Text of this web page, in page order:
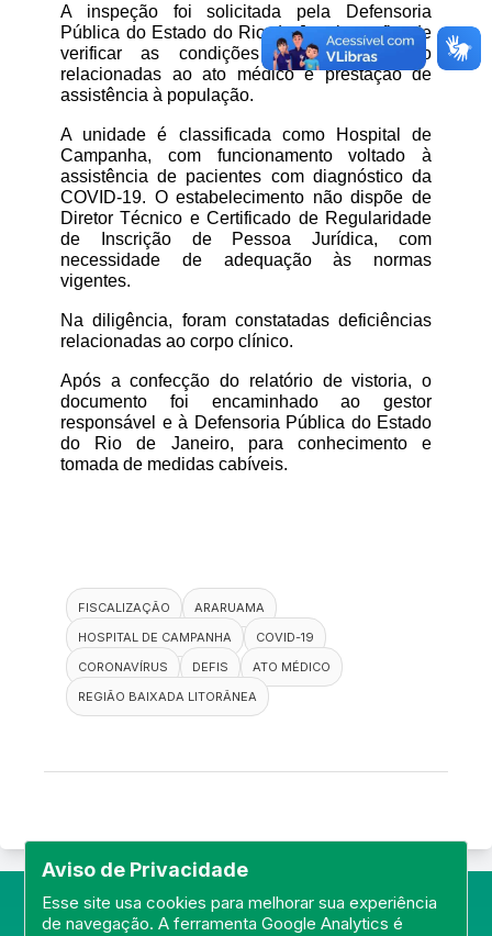
Aviso de Privacidade
Esse site usa cookies para melhorar sua experiência
de navegação. A ferramenta Google Analytics é
A inspeção foi solicitada pela Defensoria
Pública do Estado do Rio de Janeiro, a fim de
verificar as condições de funcionamento
relacionadas ao ato médico e prestação de
assistência à população.
A unidade é classificada como Hospital de
Campanha, com funcionamento voltado à
assistência de pacientes com diagnóstico da
COVID-19. O estabelecimento não dispõe de
Diretor Técnico e Certificado de Regularidade
de Inscrição de Pessoa Jurídica, com
necessidade de adequação às normas
vigentes.
Na diligência, foram constatadas deficiências
relacionadas ao corpo clínico.
Após a confecção do relatório de vistoria, o
documento foi encaminhado ao gestor
responsável e à Defensoria Pública do Estado
do Rio de Janeiro, para conhecimento e
tomada de medidas cabíveis.
FISCALIZAÇÃO
ARARUAMA
HOSPITAL DE CAMPANHA
COVID-19
CORONAVÍRUS
DEFIS
ATO MÉDICO
REGIÃO BAIXADA LITORÂNEA